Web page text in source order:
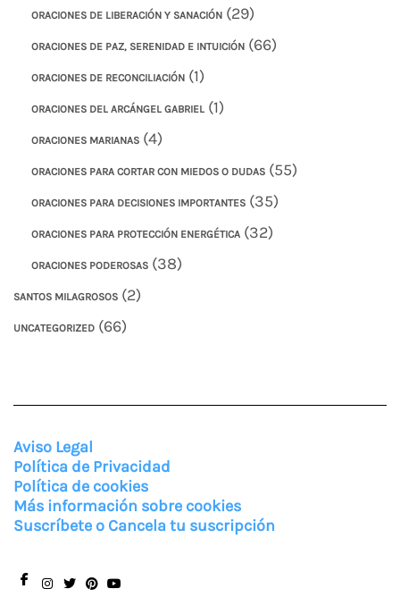
ORACIONES DE LIBERACIÓN Y SANACIÓN (29)
ORACIONES DE PAZ, SERENIDAD E INTUICIÓN (66)
ORACIONES DE RECONCILIACIÓN (1)
ORACIONES DEL ARCÁNGEL GABRIEL (1)
ORACIONES MARIANAS (4)
ORACIONES PARA CORTAR CON MIEDOS O DUDAS (55)
ORACIONES PARA DECISIONES IMPORTANTES (35)
ORACIONES PARA PROTECCIÓN ENERGÉTICA (32)
ORACIONES PODEROSAS (38)
SANTOS MILAGROSOS (2)
UNCATEGORIZED (66)
Aviso Legal
Política de Privacidad
Política de cookies
Más información sobre cookies
Suscríbete o Cancela tu suscripción